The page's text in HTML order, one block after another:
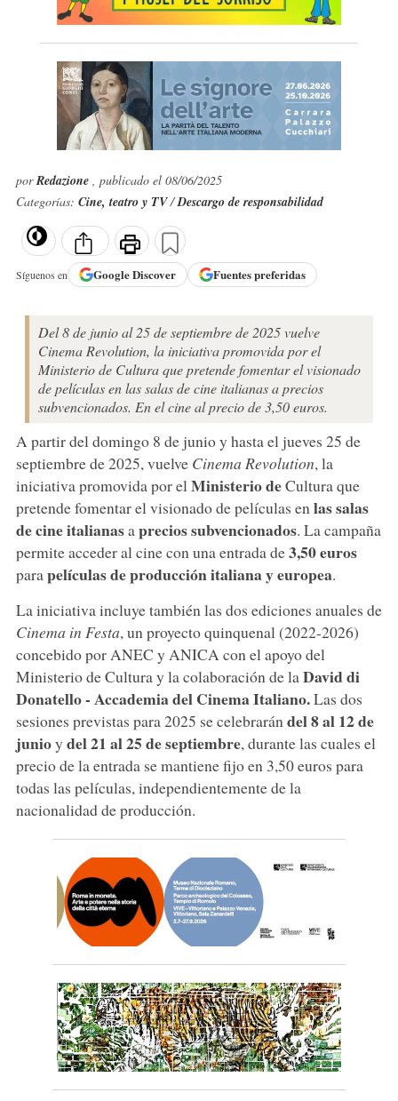
porRedazione , publicado el 08/06/2025
Categorías: Cine, teatro y TV/Descargo de responsabilidad
Síguenos en GoogleDiscover Fuentes preferidas
Del 8 de junio al 25 de septiembre de 2025 vuelve
Cinema Revolution, la iniciativa promovida por el
Ministerio de Cultura que pretende fomentar el visionado
de películas en las salas de cine italianas a precios
subvencionados. En el cine al precio de 3,50 euros.
A partir del domingo 8 de junio y hasta el jueves 25 de
septiembre de 2025, vuelve Cinema Revolution, la
iniciativa promovida por el Ministerio deCultura que
pretende fomentar el visionado de películas en las salas
de cine italianasa precios subvencionados. La campaña
permite acceder al cine con una entrada de3,50 euros
para películas de producción italiana y europea.
La iniciativa incluye también las dos ediciones anuales de
Cinema in Festa, un proyecto quinquenal (2022-2026)
concebido por ANEC y ANICA con el apoyo del
Ministerio de Cultura y la colaboración de la David di
Donatello - Accademia del Cinema Italiano.Las dos
sesiones previstas para 2025 se celebrarándel 8 al 12 de
junioy del 21 al 25 de septiembre, durante las cuales el
precio de la entrada se mantiene fijo en 3,50 euros para
todas las películas, independientemente de la
nacionalidad de producción.